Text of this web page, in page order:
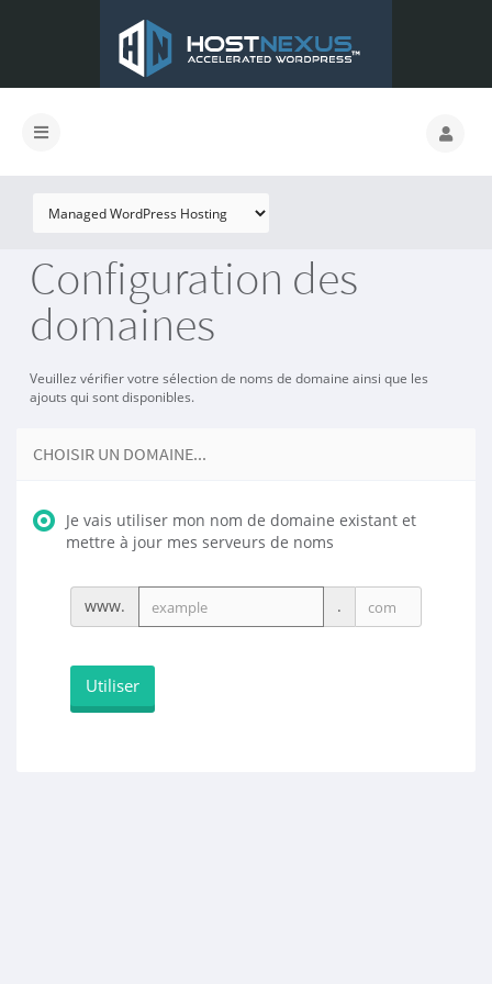
Configuration des
domaines
Veuillez vérifier votre sélection de noms de domaine ainsi que les
ajouts qui sont disponibles.
CHOISIR UN DOMAINE...
Je vais utiliser mon nom de domaine existant et
mettre à jour mes serveurs de noms
www. .
Utiliser